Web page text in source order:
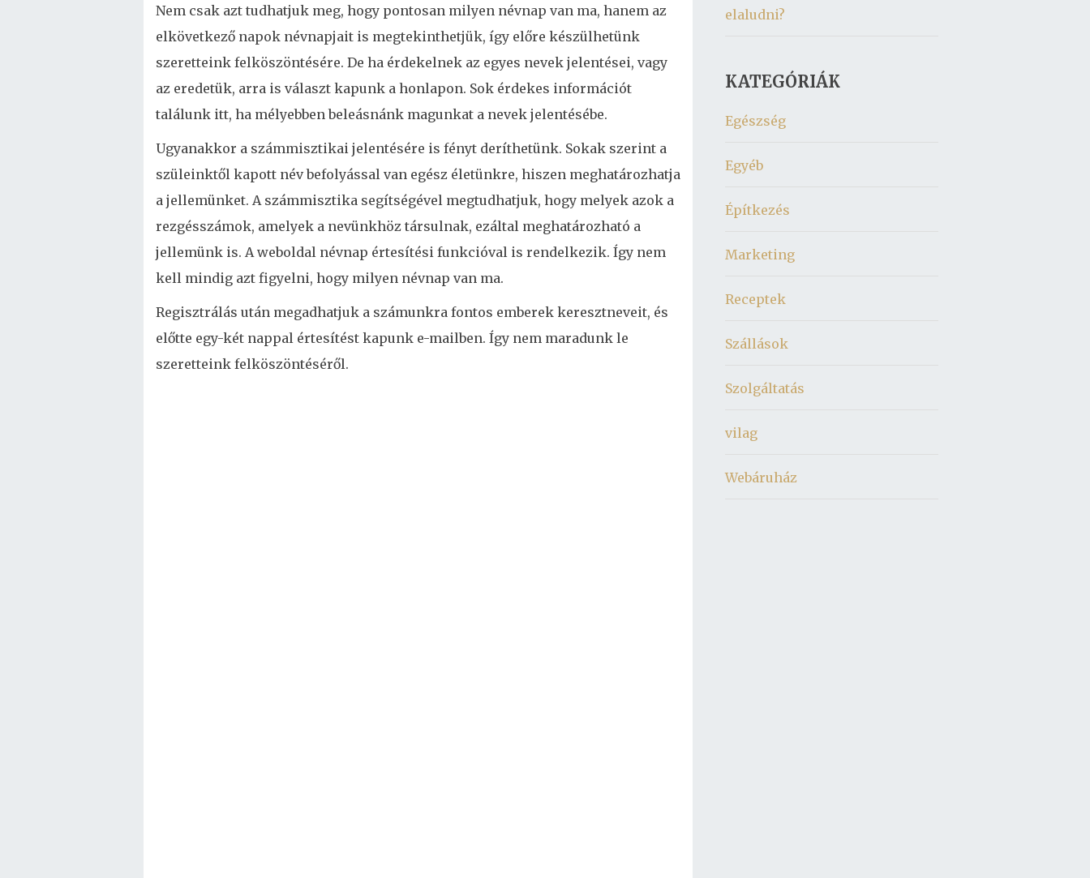
Nem csak azt tudhatjuk meg, hogy pontosan milyen névnap van ma, hanem az
elkövetkező napok névnapjait is megtekinthetjük, így előre készülhetünk
szeretteink felköszöntésére. De ha érdekelnek az egyes nevek jelentései, vagy
az eredetük, arra is választ kapunk a honlapon. Sok érdekes információt
találunk itt, ha mélyebben beleásnánk magunkat a nevek jelentésébe.
Ugyanakkor a számmisztikai jelentésére is fényt deríthetünk. Sokak szerint a
szüleinktől kapott név befolyással van egész életünkre, hiszen meghatározhatja
a jellemünket. A számmisztika segítségével megtudhatjuk, hogy melyek azok a
rezgésszámok, amelyek a nevünkhöz társulnak, ezáltal meghatározható a
jellemünk is. A weboldal névnap értesítési funkcióval is rendelkezik. Így nem
kell mindig azt figyelni, hogy milyen névnap van ma.
Regisztrálás után megadhatjuk a számunkra fontos emberek keresztneveit, és
előtte egy-két nappal értesítést kapunk e-mailben. Így nem maradunk le
szeretteink felköszöntéséről.
elaludni?
KATEGÓRIÁK
Egészség
Egyéb
Építkezés
Marketing
Receptek
Szállások
Szolgáltatás
vilag
Webáruház